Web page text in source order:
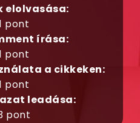
elolvasása:
pont
írása:
pont
a cikkeken:
pont
leadása:
pont